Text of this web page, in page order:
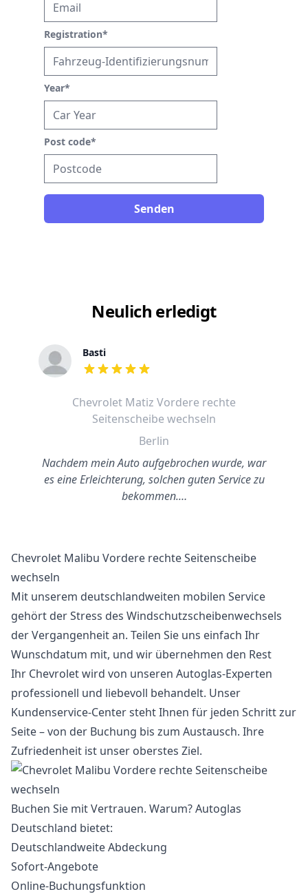
Registration*
Year*
Post code*
Senden
Neulich erledigt
Basti
out of 5 stars
Chevrolet Matiz Vordere rechte
Seitenscheibe wechseln
Berlin
Nachdem mein Auto aufgebrochen wurde, war
es eine Erleichterung, solchen guten Service zu
bekommen.…
Chevrolet Malibu Vordere rechte Seitenscheibe
wechseln
Mit unserem deutschlandweiten mobilen Service
gehört der Stress des Windschutzscheibenwechsels
der Vergangenheit an. Teilen Sie uns einfach Ihr
Wunschdatum mit, und wir übernehmen den Rest
Ihr Chevrolet wird von unseren Autoglas-Experten
professionell und liebevoll behandelt. Unser
Kundenservice-Center steht Ihnen für jeden Schritt zur
Seite – von der Buchung bis zum Austausch. Ihre
Zufriedenheit ist unser oberstes Ziel.
Buchen Sie mit Vertrauen. Warum? Autoglas
Deutschland bietet:
Deutschlandweite Abdeckung
Sofort-Angebote
Online-Buchungsfunktion